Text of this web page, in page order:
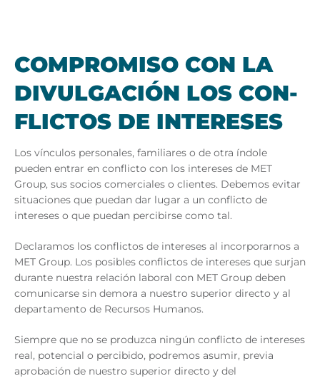
COM­PRO­MI­SO CON LA
DI­VUL­GA­CIÓN LOS CON­
FLIC­TOS DE IN­TERE­SES
Los vínculos personales, familiares o de otra índole
pueden entrar en conflicto con los intereses de MET
Group, sus socios comerciales o clientes. Debemos evitar
situaciones que puedan dar lugar a un conflicto de
intereses o que puedan percibirse como tal.
Declaramos los conflictos de intereses al incorporarnos a
MET Group. Los posibles conflictos de intereses que surjan
durante nuestra relación laboral con MET Group deben
comunicarse sin demora a nuestro superior directo y al
departamento de Recursos Humanos.
Siempre que no se produzca ningún conflicto de intereses
real, potencial o percibido, podremos asumir, previa
aprobación de nuestro superior directo y del